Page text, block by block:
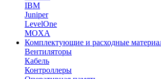
IBM
Juniper
LevelOne
MOXA
Комплектующие и расходные
Вентиляторы
Кабель
Контроллеры